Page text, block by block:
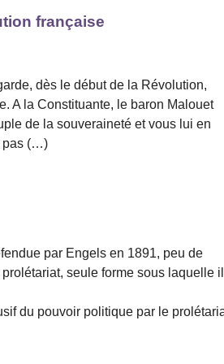
française
dès le début de la Révolution,
A la Constituante, le baron Malouet
de la souveraineté et vous lui en
pas (…)
par Engels en 1891, peu de
seule forme sous laquelle il
du pouvoir politique par le